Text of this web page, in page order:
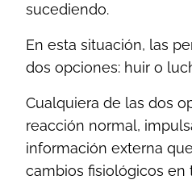
sucediendo.
En esta situación, las
dos opciones: huir o
Cualquiera de las dos
reacción normal,
información externa
cambios fisiológicos en